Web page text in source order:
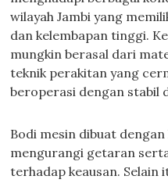
wilayah Jambi yang
dan kelembapan tinggi.
mungkin berasal dari
teknik perakitan yang
beroperasi dengan stabil
Bodi mesin dibuat
mengurangi getaran
terhadap keausan. Selain